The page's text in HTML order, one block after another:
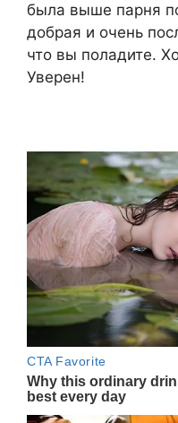
была выше парня
добрая и очень
что вы поладите.
Уверен!